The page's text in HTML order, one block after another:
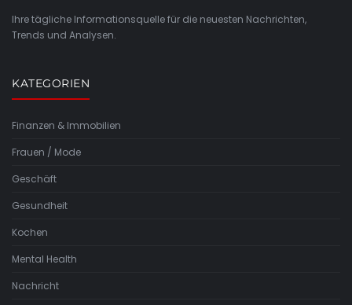
Ihre tägliche Informationsquelle für die neuesten Nachrichten,
Trends und Analysen.
KATEGORIEN
Finanzen & Immobilien
Frauen / Mode
Geschäft
Gesundheit
Kochen
Mental Health
Nachricht